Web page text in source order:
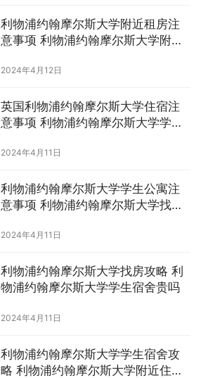
利物浦约翰摩尔斯大学附近租房注
意事项 利物浦约翰摩尔斯大学附近
2024年4月12日
英国利物浦约翰摩尔斯大学住宿注
意事项 利物浦约翰摩尔斯大学学生
2024年4月11日
利物浦约翰摩尔斯大学学生公寓注
意事项 利物浦约翰摩尔斯大学找房
2024年4月11日
利物浦约翰摩尔斯大学找房攻略 利
物浦约翰摩尔斯大学学生宿舍贵吗
2024年4月11日
利物浦约翰摩尔斯大学学生宿舍攻
略 利物浦约翰摩尔斯大学附近住宿